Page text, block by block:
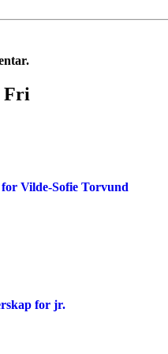
Fri
Vilde-Sofie Torvund
for jr.